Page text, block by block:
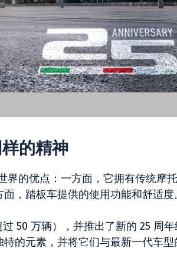
的精神
界的优点：一方面，它拥有传统摩
，踏板车提供的使用功能和舒适度
50 万辆），并推出了新的 25 周
的元素，并将它们与最新一代车型